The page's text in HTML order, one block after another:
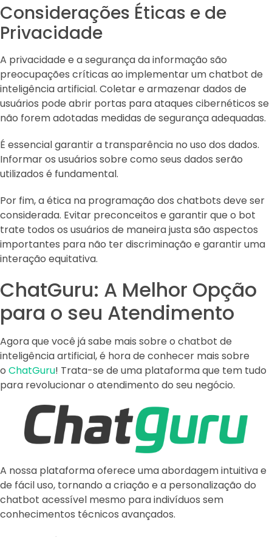
Considerações Éticas e de
Privacidade
A privacidade e a segurança da informação são
preocupações críticas ao implementar um chatbot de
inteligência artificial. Coletar e armazenar dados de
usuários pode abrir portas para ataques cibernéticos se
não forem adotadas medidas de segurança adequadas.
É essencial garantir a transparência no uso dos dados.
Informar os usuários sobre como seus dados serão
utilizados é fundamental.
Por fim, a ética na programação dos chatbots deve ser
considerada. Evitar preconceitos e garantir que o bot
trate todos os usuários de maneira justa são aspectos
importantes para não ter discriminação e garantir uma
interação equitativa.
ChatGuru: A Melhor Opção
para o seu Atendimento
Agora que você já sabe mais sobre o chatbot de
inteligência artificial, é hora de conhecer mais sobre
o ChatGuru! Trata-se de uma plataforma que tem tudo
para revolucionar o atendimento do seu negócio.
A nossa plataforma oferece uma abordagem intuitiva e
de fácil uso, tornando a criação e a personalização do
chatbot acessível mesmo para indivíduos sem
conhecimentos técnicos avançados.